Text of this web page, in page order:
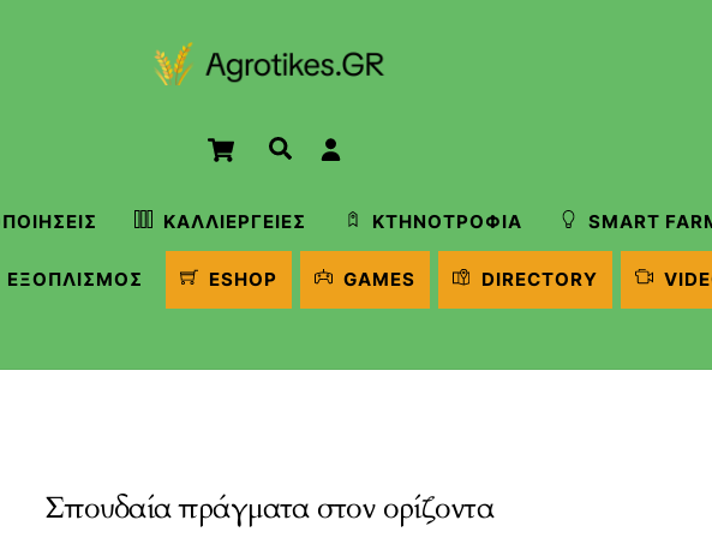
Cart Αναζήτηση
ΚΑΛΛΙΈΡΓΕΙΕΣ ΚΤΗΝΟΤΡΟΦΊΑ SMART
ΕΞΟΠΛΙΣΜΌΣ ESHOP GAMES DIRECTORY
Σπουδαία πράγματα στον ορίζοντα